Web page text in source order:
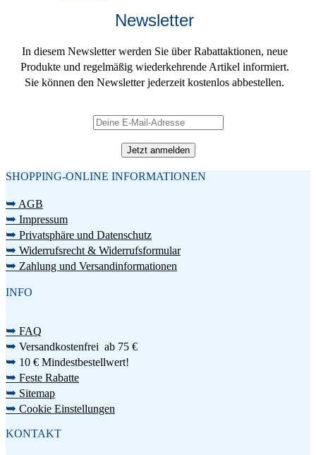
Newsletter
In diesem Newsletter werden Sie über Rabattaktionen, neue
Produkte und regelmäßig wiederkehrende Artikel informiert.
Sie können den Newsletter jederzeit kostenlos abbestellen.
SHOPPING-ONLINE INFORMATIONEN
➥ AGB
➥ Impressum
➥ Privatsphäre und Datenschutz
➥ Widerrufsrecht & Widerrufsformular
➥ Zahlung und Versandinformationen
INFO
➥ FAQ
➥ Versandkostenfrei ab 75 €
➥ 10 € Mindestbestellwert!
➥ Feste Rabatte
➥ Sitemap
➥ Cookie Einstellungen
KONTAKT